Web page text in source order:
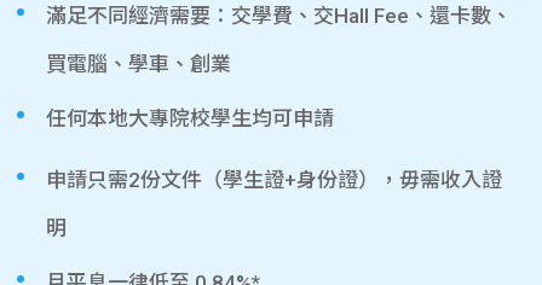
滿足不同經濟需要：交學費、交Hall Fee、還卡數、
買電腦、學車、創業
任何本地大專院校學生均可申請
申請只需2份文件（學生證+身份證），毋需收入證
明